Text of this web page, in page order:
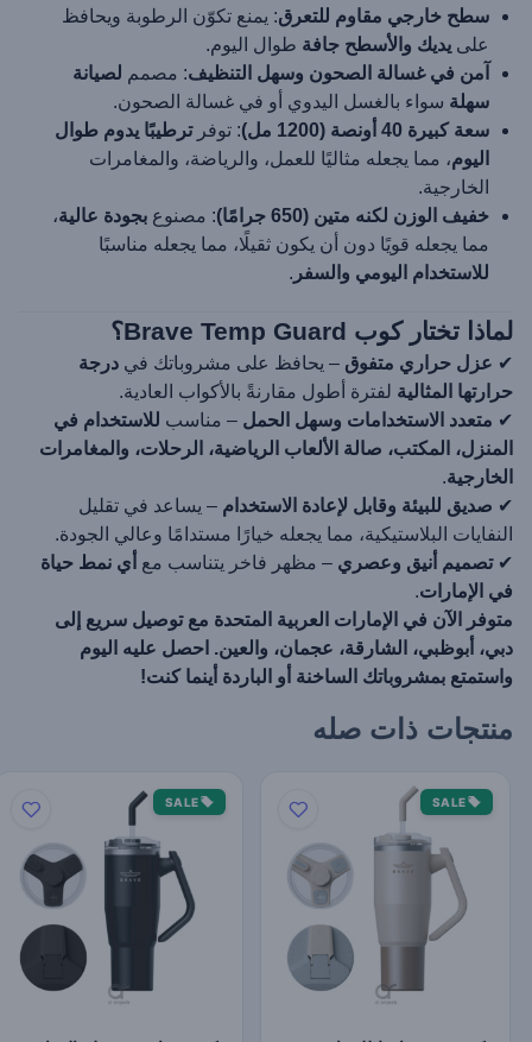
سطح خارجي مقاوم للتعرق: يمنع تكوّن الرطوبة ويحافظ
على يديك والأسطح جافة طوال اليوم.
آمن في غسالة الصحون وسهل التنظيف: مصمم لصيانة
سهلة سواء بالغسل اليدوي أو في غسالة الصحون.
سعة كبيرة 40 أونصة (1200 مل)
: توفرترطيبًا يدوم طوال
اليوم، مما يجعله مثاليًا للعمل، والرياضة، والمغامرات
الخارجية.
خفيف الوزن لكنه متين (650 جرامًا)
: مصنوع بجودة عالية،
مما يجعله قويًا دون أن يكون ثقيلًا، مما يجعله مناسبًا
للاستخدام اليومي والسفر .
لماذا تختار كوب Brave Temp Guard؟
✔ عزل حراري متفوق – يحافظ على مشروباتك في درجة
حرارتها المثالية لفترة أطول مقارنةً بالأكواب العادية.
✔ متعدد الاستخدامات وسهل الحمل – مناسب للاستخدام في
المنزل، المكتب، صالة الألعاب الرياضية، الرحلات، والمغامرات
الخارجية.
✔ صديق للبيئة وقابل لإعادة الاستخدام – يساعد في تقليل
النفايات البلاستيكية، مما يجعله خيارًا مستدامًا وعالي الجودة.
✔تصميم أنيق وعصري – مظهر فاخر يتناسب مع أي نمط حياة
في الإمارات.
متوفر الآن في الإمارات العربية المتحدة مع توصيل سريع إلى
دبي، أبوظبي، الشارقة، عجمان، والعين. احصل عليه اليوم
واستمتع بمشروباتك الساخنة أو الباردة أينما كنت!
منتجات ذات صله
SALE
SALE